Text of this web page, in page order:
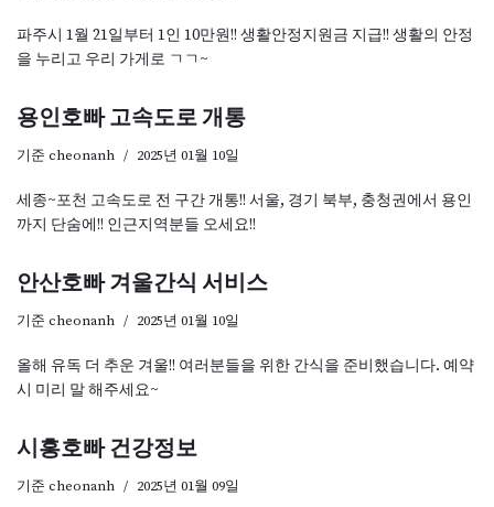
파주시 1월 21일부터 1인 10만원!! 생활안정지원금 지급!! 생활의 안정
을 누리고 우리 가게로 ㄱㄱ~
용인호빠 고속도로 개통
기준 cheonanh 2025년 01월 10일
세종~포천 고속도로 전 구간 개통!! 서울, 경기 북부, 충청권에서 용인
까지 단숨에!! 인근지역분들 오세요!!
안산호빠 겨울간식 서비스
기준 cheonanh 2025년 01월 10일
올해 유독 더 추운 겨울!! 여러분들을 위한 간식을 준비했습니다. 예약
시 미리 말 해주세요~
시흥호빠 건강정보
기준 cheonanh 2025년 01월 09일